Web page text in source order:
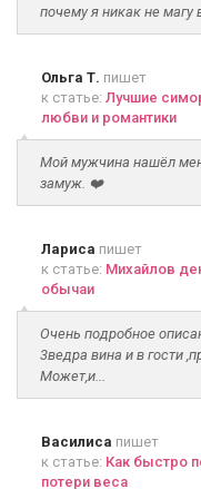
почему я никак не
Ольга Т. пишет
к статье: Лучшие
любви и романтики
Мой мужчина нашёл
замуж. ❤️
Лариса пишет
к статье: Михайлов
обычаи
Очень подробное
3ведра вина и в гости
Может,и...
Василиса пишет
к статье: Как быстро
потери веса